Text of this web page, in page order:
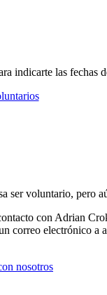
indicarte las fechas
ser voluntario, pero
con Adrian
correo electrónico a
nosotros